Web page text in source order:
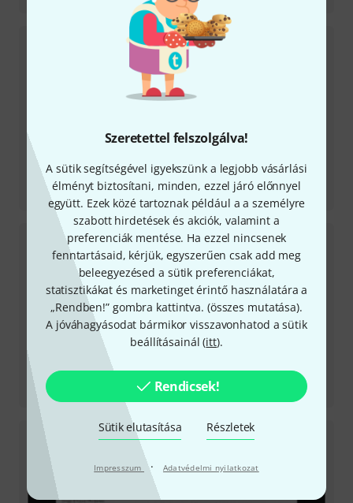
Szeretettel felszolgálva!
A sütik segítségével igyekszünk a legjobb vásárlási
élményt biztosítani, minden, ezzel járó előnnyel
együtt. Ezek közé tartoznak például a a személyre
szabott hirdetések és akciók, valamint a
preferenciák mentése. Ha ezzel nincsenek
fenntartásaid, kérjük, egyszerűen csak add meg
beleegyezésed a sütik preferenciákat,
statisztikákat és marketinget érintő használatára a
„Rendben!” gombra kattintva. (összes mutatása).
A jóváhagyásodat bármikor visszavonhatod a sütik
beállításainál (itt).
Rendicsek!
Sütik elutasítása Részletek
Impresszum · Adatvédelmi nyilatkozat
Tesztbeszámoló
EQuator Equalizer
Tesztbeszámoló
Velvet Fuzz